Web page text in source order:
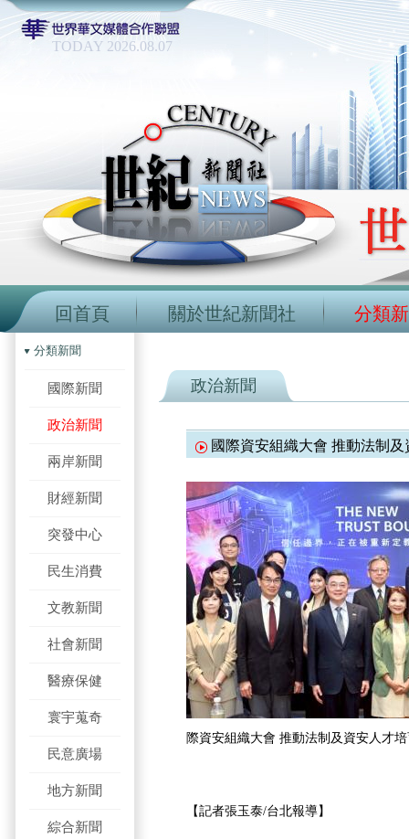
TODAY 2026.08.07
回首頁 關於世紀新聞社 分類
分類新聞
國際新聞
政治新聞
兩岸新聞
財經新聞
突發中心
民生消費
文教新聞
社會新聞
醫療保健
寰宇蒐奇
民意廣場
地方新聞
綜合新聞
政治新聞
國際資安組織大會 推動法制
際資安組織大會 推動法制及資安人才
【記者張玉泰/台北報導】